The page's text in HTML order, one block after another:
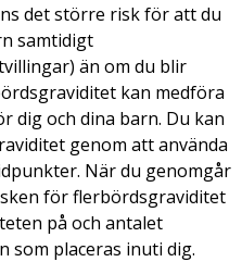
det större risk för att du
samtidigt
än om du blir
kan medföra
dig och dina barn. Du kan
genom att använda
När du genomgår
för flerbördsgraviditet
på och antalet
som placeras inuti dig.